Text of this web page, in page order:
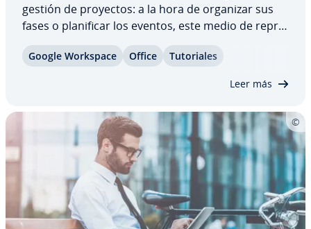
gestión de proyectos: a la hora de organizar sus
fases o pla­ni­fi­car los eventos, este medio de re­pre­
se­n­ta­ción gráfica puede ser de gran ayuda. Si
utilizas el paquete de ofimática Google Workspace
Google Workspace Office Tu­to­ria­les
Leer más